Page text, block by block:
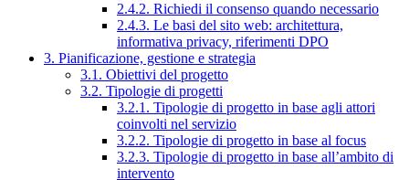
2.4.2. Richiedi il consenso quando necessario
2.4.3. Le basi del sito web: architettura,
informativa privacy, riferimenti DPO
3. Pianificazione, gestione e strategia
3.1. Obiettivi del progetto
3.2. Tipologie di progetti
3.2.1. Tipologie di progetto in base agli attori
coinvolti nel servizio
3.2.2. Tipologie di progetto in base al focus
3.2.3. Tipologie di progetto in base all’ambito di
intervento